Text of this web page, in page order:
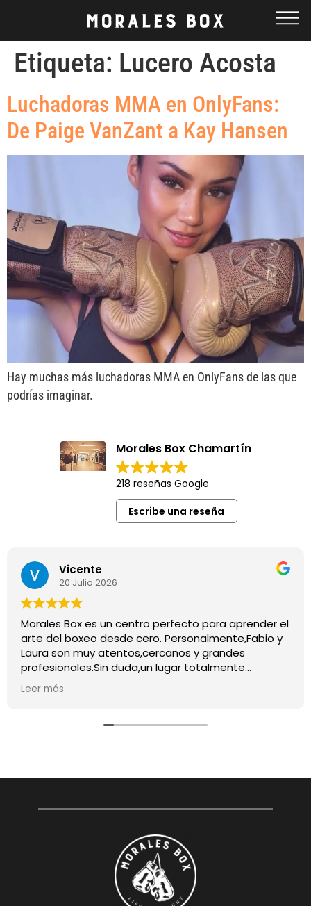
Etiqueta: Lucero Acosta
Luchadoras MMA en OnlyFans:
De Paige VanZant a Kay Hansen
Hay muchas más luchadoras MMA en OnlyFans de las que
podrías imaginar.
Morales Box Chamartín
218 reseñas Google
Escribe una reseña
Vicente
20 Julio 2026
Morales Box es un centro perfecto para aprender el
arte del boxeo desde cero. Personalmente,Fabio y
Laura son muy atentos,cercanos y grandes
profesionales.Sin duda,un lugar totalmente
recomendable para quienes quieran iniciarse o
mejorar en este deporte
Leer más